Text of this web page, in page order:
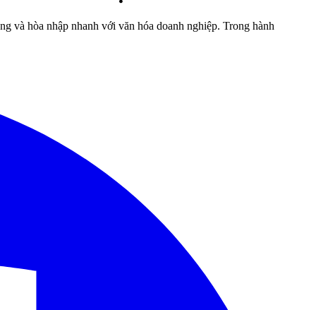
và hòa nhập nhanh với văn hóa doanh nghiệp. Trong hành